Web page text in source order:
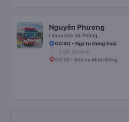
Nguyên Phương
Limousine 34 Phòng
00:40 • Ngã tư Đồng Xoài
2 giờ 30 phút
03:10 • Bến xe Miền Đông